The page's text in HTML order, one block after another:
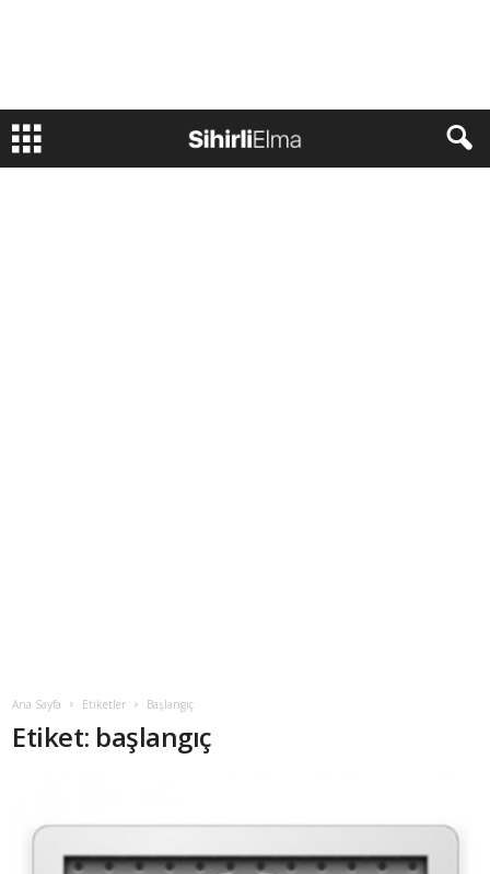
Ana Sayfa Etiketler Başlangıç
Etiket: başlangıç